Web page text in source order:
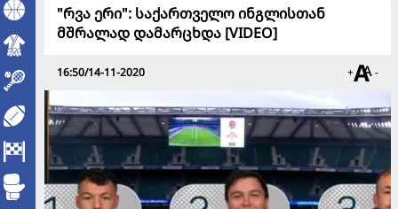
"რვა ერი": საქართველო ინგლისთან
მშრალად დამარცხდა [VIDEO]
16:50/14-11-2020 + -